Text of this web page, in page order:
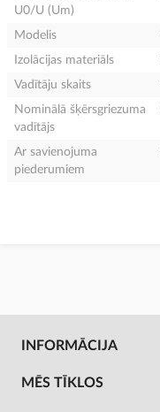
U0/U (Um)
Modelis
Izolācijas materiāls
Vadītāju skaits
Nominālā šķērsgriezuma
vadītājs
Ar savienojuma
piederumiem
INFORMĀCIJA
MĒS TĪKLOS